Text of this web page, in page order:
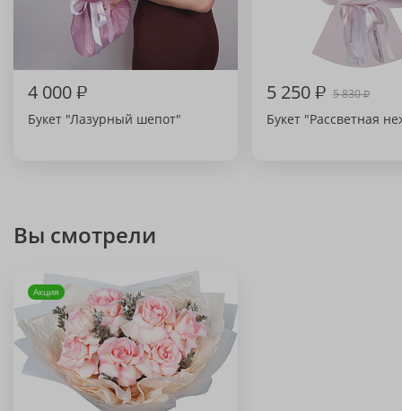
4 000₽
Букет "Лазурный шепот"
5 250₽ 5 830₽
Букет "Рассветная
Вы смотрели
Акция